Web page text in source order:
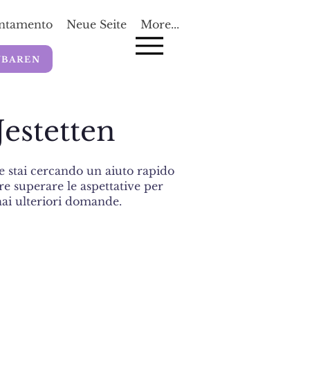
Neue Seite More...
stai cercando un aiuto rapido
superare le aspettative per
ulteriori domande.